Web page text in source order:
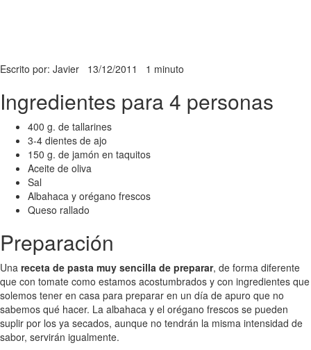
Escrito por: Javier 13/12/2011 1 minuto
Ingredientes para 4 personas
400 g. de tallarines
3-4 dientes de ajo
150 g. de jamón en taquitos
Aceite de oliva
Sal
Albahaca y orégano frescos
Queso rallado
Preparación
Una receta de pasta muy sencilla de preparar, de forma diferente
que con tomate como estamos acostumbrados y con ingredientes que
solemos tener en casa para preparar en un día de apuro que no
sabemos qué hacer. La albahaca y el orégano frescos se pueden
suplir por los ya secados, aunque no tendrán la misma intensidad de
sabor, servirán igualmente.